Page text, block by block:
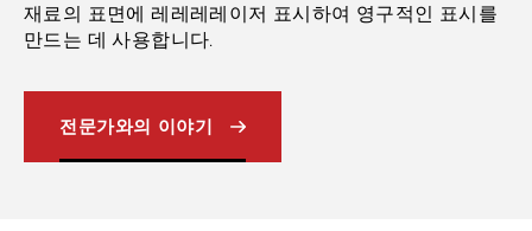
재료의 표면에 레레레레이저 표시하여 영구적인 표시를
만드는 데 사용합니다.
전문가와의 이야기